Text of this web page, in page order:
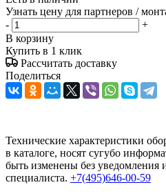
Узнать цену для партнеров /
-
+
В корзину
Купить в 1 клик
Рассчитать доставку
Поделиться
Технические характеристики
в каталоге, носят сугубо
быть изменены без уведомления
специалиста. +7(495)646-00-59